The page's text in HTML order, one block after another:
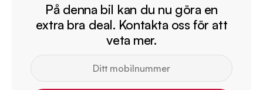
På denna bil kan du nu göra en
extra bra deal. Kontakta oss för att
veta mer.